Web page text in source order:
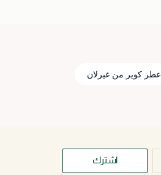
عطر كوير من غيرلان
اشترك